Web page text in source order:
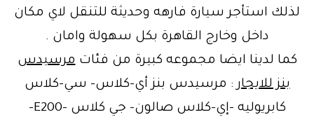
لذلك استأجر سيارة فارهه وحديثة للتنقل لاي مكان
داخل وخارج القاهرة بكل سهولة وامان .
كما لدينا ايضا مجموعه كبيرة من فئاتمرسيدس
بنز للايجار : مرسيدس بنز أي-كلاس- سي-كلاس
كابريوليه -إي-كلاس صالون- جي كلاس -E200-